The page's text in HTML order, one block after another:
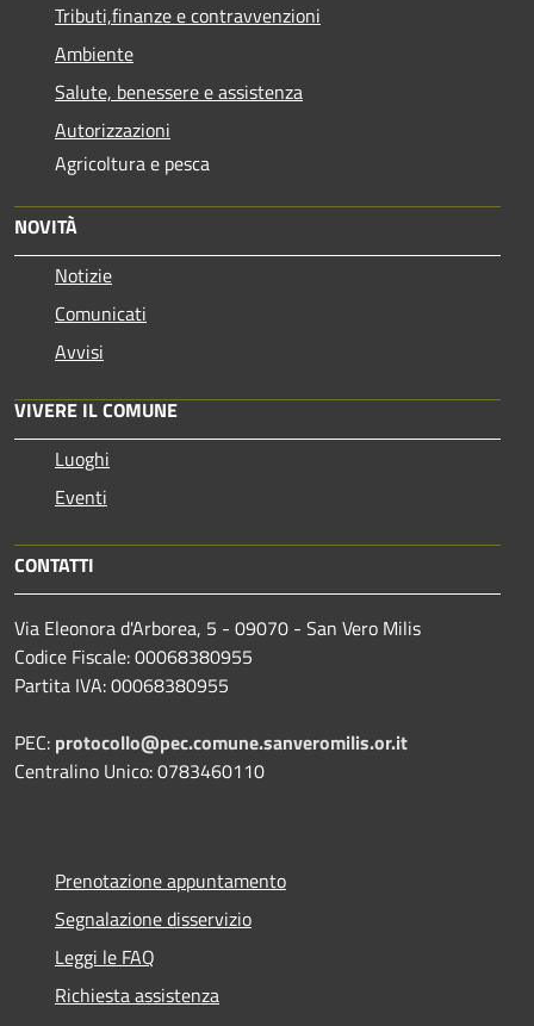
Tributi,finanze e contravvenzioni
Ambiente
Salute, benessere e assistenza
Autorizzazioni
Agricoltura e pesca
NOVITÀ
Notizie
Comunicati
Avvisi
VIVERE IL COMUNE
Luoghi
Eventi
CONTATTI
Via Eleonora d'Arborea, 5 - 09070 - San Vero Milis
Codice Fiscale: 00068380955
Partita IVA: 00068380955
PEC: protocollo@pec.comune.sanveromilis.or.it
Centralino Unico: 0783460110
Prenotazione appuntamento
Segnalazione disservizio
Leggi le FAQ
Richiesta assistenza